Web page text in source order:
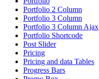
Portfolio 2 Column
Portfolio 3 Column
Portfolio 3 Column Ajax
Portfolio Shortcode
Post Slider
Pricing
Pricing and data Tables
Progress Bars